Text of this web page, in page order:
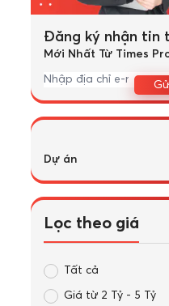
Đăng ký nhận tin
Mới Nhất Từ Times
Dự án
Lọc theo giá
Tất cả
Giá từ 2 Tỷ - 5 Tỷ